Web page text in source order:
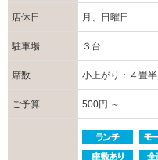
店休日 月、日曜日
駐車場 ３台
席数 小上がり：４畳半
ご予算 500円 ～